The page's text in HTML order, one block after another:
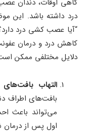
گاهی اوقات، دندان
درد داشته باشد. این
“آیا عصب ‌کشی درد
کاهش درد و درمان
دلایل مختلفی ممکن
التهاب بافت‌های
بافت‌های اطراف
می‌تواند باعث
اول پس از درمان